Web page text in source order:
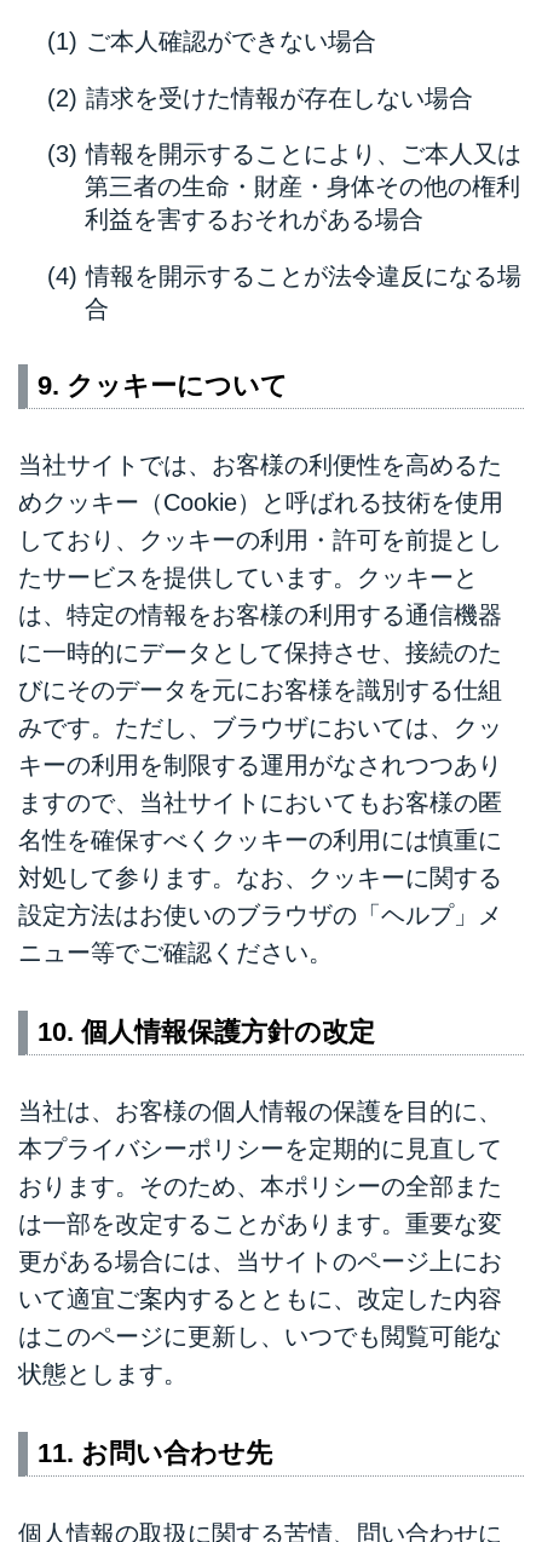
ご本人確認ができない場合
請求を受けた情報が存在しない場合
情報を開示することにより、ご本人又は
第三者の生命・財産・身体その他の権利
利益を害するおそれがある場合
情報を開示することが法令違反になる場
合
9. クッキーについて
当社サイトでは、お客様の利便性を高めるた
めクッキー（Cookie）と呼ばれる技術を使用
しており、クッキーの利用・許可を前提とし
たサービスを提供しています。クッキーと
は、特定の情報をお客様の利用する通信機器
に一時的にデータとして保持させ、接続のた
びにそのデータを元にお客様を識別する仕組
みです。ただし、ブラウザにおいては、クッ
キーの利用を制限する運用がなされつつあり
ますので、当社サイトにおいてもお客様の匿
名性を確保すべくクッキーの利用には慎重に
対処して参ります。なお、クッキーに関する
設定方法はお使いのブラウザの「ヘルプ」メ
ニュー等でご確認ください。
10. 個人情報保護方針の改定
当社は、お客様の個人情報の保護を目的に、
本プライバシーポリシーを定期的に見直して
おります。そのため、本ポリシーの全部また
は一部を改定することがあります。重要な変
更がある場合には、当サイトのページ上にお
いて適宜ご案内するとともに、改定した内容
はこのページに更新し、いつでも閲覧可能な
状態とします。
11. お問い合わせ先
個人情報の取扱に関する苦情、問い合わせに